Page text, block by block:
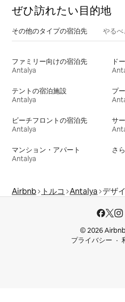
ぜひ訪⁠れ⁠た⁠い目⁠的⁠地
その他のタ⁠イ⁠プ⁠の宿⁠泊⁠先 やるべ
ファミリー向けの宿泊先
Antalya
ド
テントの宿泊施設
Antalya
プ
ビーチフロントの宿泊先
Antalya
マンション・アパート
Antalya
さ
Airbnb トルコ Antalya デザ
© 2026
プライバシー